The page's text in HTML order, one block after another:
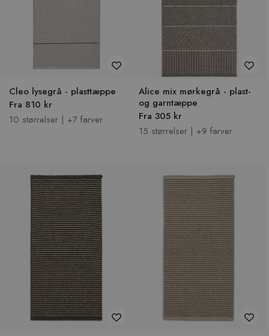
Cleo lysegrå - plasttæppe
Fra 810 kr
10 størrelser | +7 farver
Alice mix mørkegrå - plast-
og garntæppe
Fra 305 kr
15 størrelser | +9 farver